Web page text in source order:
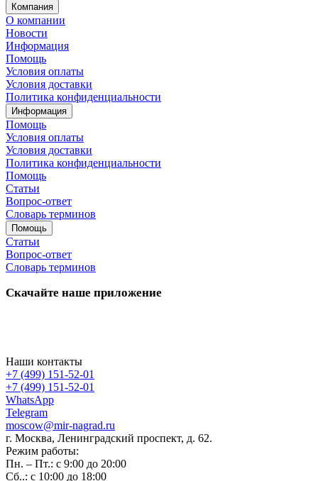
Компания
О компании
Новости
Информация
Помощь
Условия оплаты
Условия доставки
Политика конфиденциальности
Информация
Помощь
Условия оплаты
Условия доставки
Политика конфиденциальности
Помощь
Статьи
Вопрос-ответ
Словарь терминов
Помощь
Статьи
Вопрос-ответ
Словарь терминов
Скачайте наше приложение
Наши контакты
+7 (499) 151-52-01
+7 (499) 151-52-01
WhatsApp
Telegram
moscow@mir-nagrad.ru
г. Москва, Ленинградский проспект, д. 62.
Режим работы:
Пн. – Пт.: с 9:00 до 20:00
Сб..: с 10:00 до 18:00